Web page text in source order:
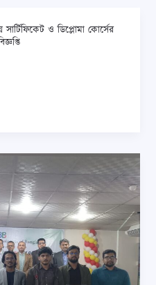
সার্টিফিকেট ও ডিপ্লোমা কোর্সের